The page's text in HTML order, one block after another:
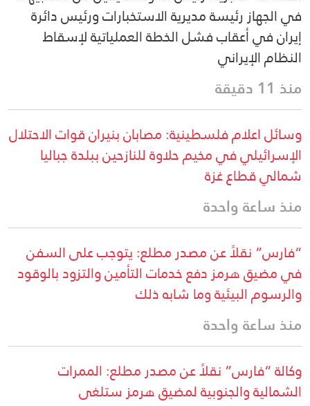
في الجهاز رئيسة مديرية الاستخبارات ورئيس دائرة
إيران في أعقاب فشل الخطة العملياتية لإسقاط
النظام الإيراني
منذ 11 دقيقة
وسائل اعلام فلسطينية: مصابان بنيران قوات الاحتلال
الإسرائيلي في مخيم حلاوة للنازحين ببلدة جباليا
شمالي قطاع غزة
منذ ساعة واحدة
“فارس” نقلاً عن مصدر مطلع: يتوجب على السفن
في مضيق هرمز دفع خدمات التأمين والتزود بالوقود
والرسوم البيئية وما شابه ذلك
منذ ساعة واحدة
وكالة “فارس” نقلاً عن مصدر مطلع: الممرات
الشمالية والجنوبية لمضيق هرمز ستلغى